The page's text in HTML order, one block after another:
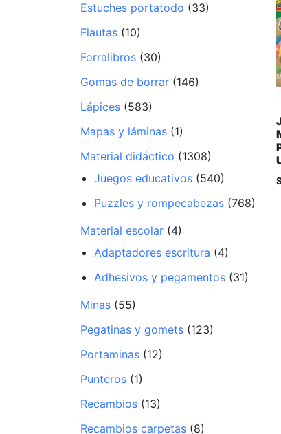
Estuches portatodo (33)
Flautas (10)
Forralibros (30)
Gomas de borrar (146)
Lápices (583)
Mapas y láminas (1)
Material didáctico (1308)
Juegos educativos (540)
Puzzles y rompecabezas (768)
Material escolar (4)
Adaptadores escritura (4)
Adhesivos y pegamentos (31)
Minas (55)
Pegatinas y gomets (123)
Portaminas (12)
Punteros (1)
Recambios (13)
Recambios carpetas (8)